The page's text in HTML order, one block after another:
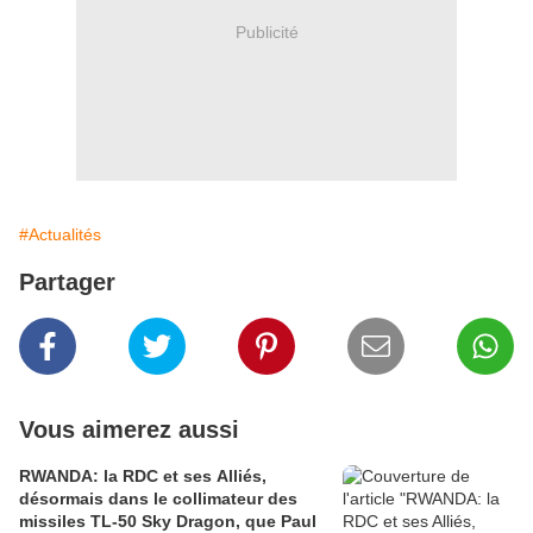
Publicité
#Actualités
Partager
Vous aimerez aussi
RWANDA: la RDC et ses Alliés,
désormais dans le collimateur des
missiles TL-50 Sky Dragon, que Paul